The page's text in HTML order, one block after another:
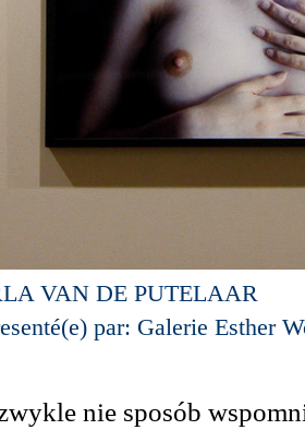
VAN DE PUTELAAR
par: Galerie Esther
nie sposób